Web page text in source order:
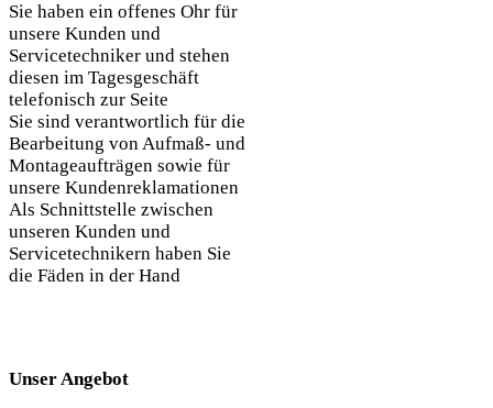
Sie haben ein offenes Ohr für
unsere Kunden und
Servicetechniker und stehen
diesen im Tagesgeschäft
telefonisch zur Seite
Sie sind verantwortlich für die
Bearbeitung von Aufmaß- und
Montageaufträgen sowie für
unsere Kundenreklamationen
Als Schnittstelle zwischen
unseren Kunden und
Servicetechnikern haben Sie
die Fäden in der Hand
Unser Angebot